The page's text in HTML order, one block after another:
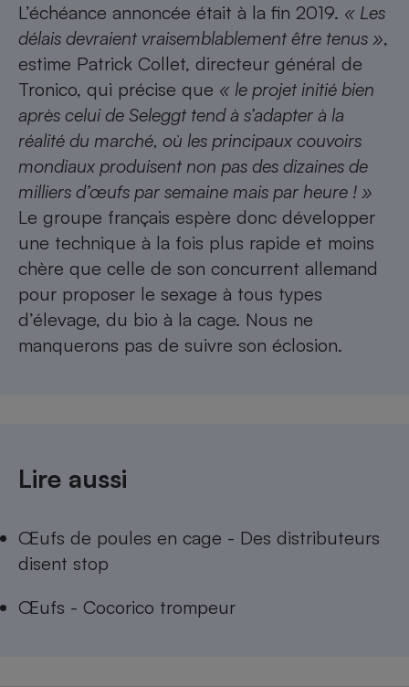
L’échéance annoncée était à la fin 2019. « Les
délais devraient vraisemblablement être tenus »,
estime Patrick Collet, directeur général de
Tronico, qui précise que « le projet initié bien
après celui de Seleggt tend à s’adapter à la
réalité du marché, où les principaux couvoirs
mondiaux produisent non pas des dizaines de
milliers d’œufs par semaine mais par heure ! »
Le groupe français espère donc développer
une technique à la fois plus rapide et moins
chère que celle de son concurrent allemand
pour proposer le sexage à tous types
d’élevage, du bio à la cage. Nous ne
manquerons pas de suivre son éclosion.
Lire aussi
Œufs de poules en cage - Des distributeurs
disent stop
Œufs - Cocorico trompeur